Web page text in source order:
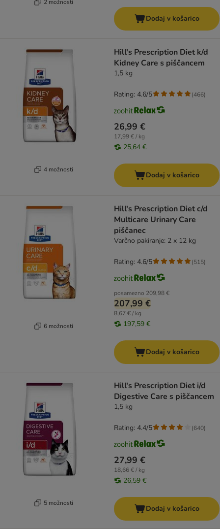
2 možnosti
Dodaj v košarico
4 možnosti
Hill's Prescription Diet k/d
Kidney Care s piščancem
1,5 kg
26,99 €
17,99 € / kg
25,64 €
Rating: 4.6/5 (466)
Dodaj v košarico
6 možnosti
Hill's Prescription Diet c/d
Multicare Urinary Care
piščanec
Varčno pakiranje: 2 x 12 kg
posamezno 209,98 €
207,99 €
8,67 € / kg
197,59 €
Rating: 4.6/5 (515)
Dodaj v košarico
5 možnosti
Hill's Prescription Diet i/d
Digestive Care s piščancem
1,5 kg
27,99 €
18,66 € / kg
26,59 €
Rating: 4.4/5 (640)
Dodaj v košarico